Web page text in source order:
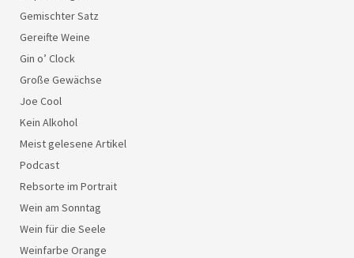
Gemischter Satz
Gereifte Weine
Gin o’ Clock
Große Gewächse
Joe Cool
Kein Alkohol
Meist gelesene Artikel
Podcast
Rebsorte im Portrait
Wein am Sonntag
Wein für die Seele
Weinfarbe Orange